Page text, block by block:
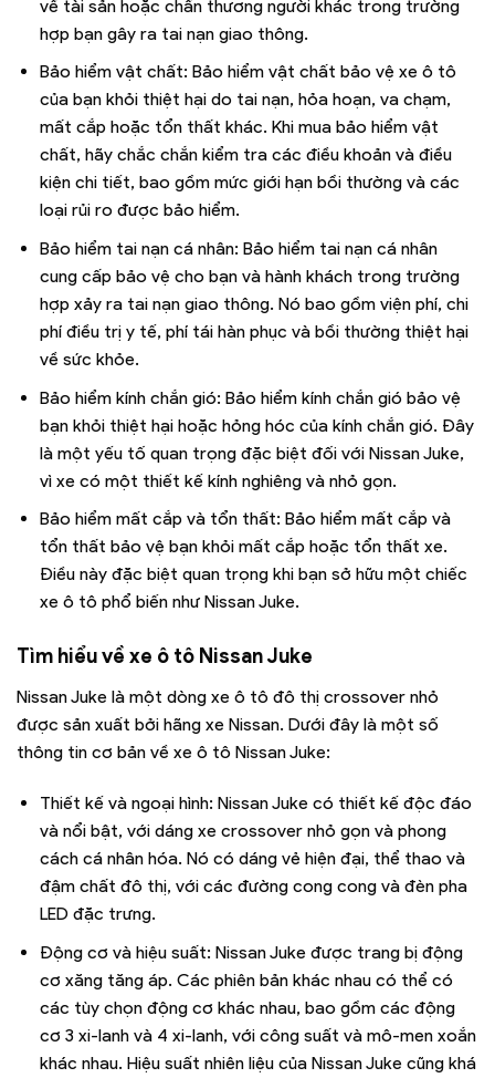
về tài sản hoặc chấn thương người khác trong trường
hợp bạn gây ra tai nạn giao thông.
Bảo hiểm vật chất: Bảo hiểm vật chất bảo vệ xe ô tô
của bạn khỏi thiệt hại do tai nạn, hỏa hoạn, va chạm,
mất cắp hoặc tổn thất khác. Khi mua bảo hiểm vật
chất, hãy chắc chắn kiểm tra các điều khoản và điều
kiện chi tiết, bao gồm mức giới hạn bồi thường và các
loại rủi ro được bảo hiểm.
Bảo hiểm tai nạn cá nhân: Bảo hiểm tai nạn cá nhân
cung cấp bảo vệ cho bạn và hành khách trong trường
hợp xảy ra tai nạn giao thông. Nó bao gồm viện phí, chi
phí điều trị y tế, phí tái hàn phục và bồi thường thiệt hại
về sức khỏe.
Bảo hiểm kính chắn gió: Bảo hiểm kính chắn gió bảo vệ
bạn khỏi thiệt hại hoặc hỏng hóc của kính chắn gió. Đây
là một yếu tố quan trọng đặc biệt đối với Nissan Juke,
vì xe có một thiết kế kính nghiêng và nhỏ gọn.
Bảo hiểm mất cắp và tổn thất: Bảo hiểm mất cắp và
tổn thất bảo vệ bạn khỏi mất cắp hoặc tổn thất xe.
Điều này đặc biệt quan trọng khi bạn sở hữu một chiếc
xe ô tô phổ biến như Nissan Juke.
Tìm hiểu về xe ô tô Nissan Juke
Nissan Juke là một dòng xe ô tô đô thị crossover nhỏ
được sản xuất bởi hãng xe Nissan. Dưới đây là một số
thông tin cơ bản về xe ô tô Nissan Juke:
Thiết kế và ngoại hình: Nissan Juke có thiết kế độc đáo
và nổi bật, với dáng xe crossover nhỏ gọn và phong
cách cá nhân hóa. Nó có dáng vẻ hiện đại, thể thao và
đậm chất đô thị, với các đường cong cong và đèn pha
LED đặc trưng.
Động cơ và hiệu suất: Nissan Juke được trang bị động
cơ xăng tăng áp. Các phiên bản khác nhau có thể có
các tùy chọn động cơ khác nhau, bao gồm các động
cơ 3 xi-lanh và 4 xi-lanh, với công suất và mô-men xoắn
khác nhau. Hiệu suất nhiên liệu của Nissan Juke cũng khá